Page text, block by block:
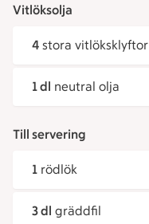
Vitlöksolja
4 stora vitlöksklyftor
1 dl neutral olja
Till servering
1 rödlök
3 dl gräddfil